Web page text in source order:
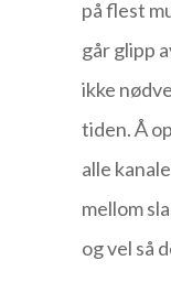
på flest
går glipp
ikke
tiden. Å
alle
mellom
og vel så